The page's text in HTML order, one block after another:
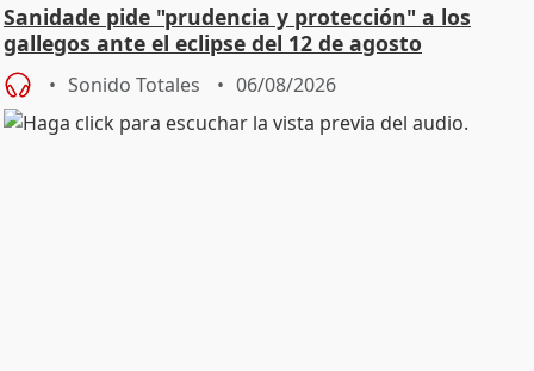
Sanidade pide "prudencia y protección" a los
gallegos ante el eclipse del 12 de agosto
Sonido Totales 06/08/2026